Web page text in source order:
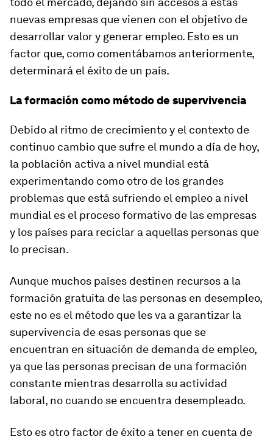
nuevas empresas que vienen con el objetivo de
desarrollar valor y generar empleo. Esto es un
factor que, como comentábamos anteriormente,
determinará el éxito de un país.
La formación como método de supervivencia
Debido al ritmo de crecimiento y el contexto de
continuo cambio que sufre el mundo a día de hoy,
la población activa a nivel mundial está
experimentando como otro de los grandes
problemas que está sufriendo el empleo a nivel
mundial es el proceso formativo de las empresas
y los países para reciclar a aquellas personas que
lo precisan.
Aunque muchos países destinen recursos a la
formación gratuita de las personas en desempleo,
este no es el método que les va a garantizar la
supervivencia de esas personas que se
encuentran en situación de demanda de empleo,
ya que las personas precisan de una formación
constante mientras desarrolla su actividad
laboral, no cuando se encuentra desempleado.
Esto es otro factor de éxito a tener en cuenta de